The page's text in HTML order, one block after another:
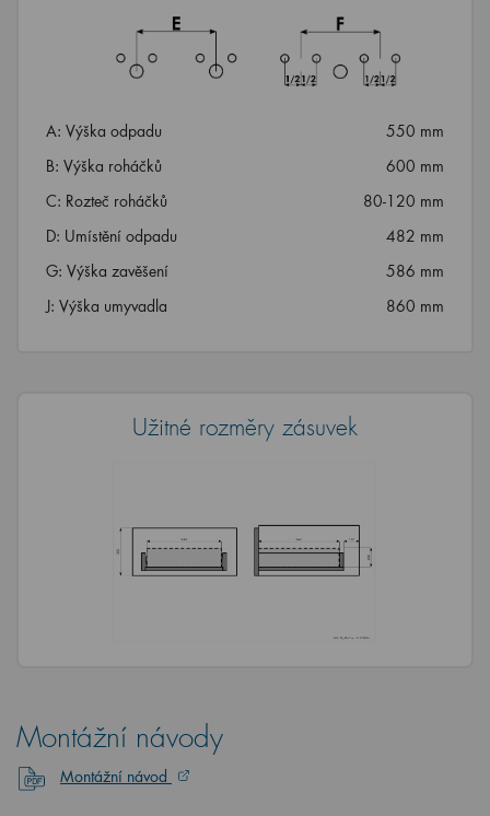
A: Výška odpadu
550 mm
B: Výška roháčků
600 mm
C: Rozteč roháčků
80-120 mm
D: Umístění odpadu
482 mm
G: Výška zavěšení
586 mm
J: Výška umyvadla
860 mm
Užitné rozměry zásuvek
Montážní návody
Montážní návod